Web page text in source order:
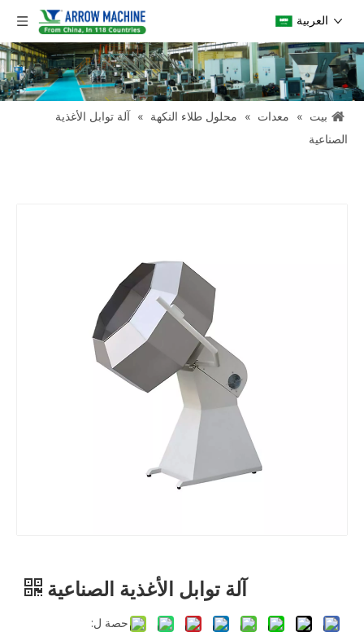
العربية
بيت » معدات » محلول طلاء النكهة » آلة توابل الأغذية
الصناعية
آلة توابل الأغذية الصناعية
حصة ل: